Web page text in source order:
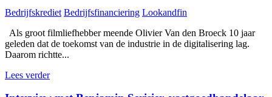
Bedrijfskrediet Bedrijfsfinanciering Lookandfin
Als groot filmliefhebber meende Olivier Van den Broeck 10 jaar
geleden dat de toekomst van de industrie in de digitalisering lag.
Daarom richtte...
Lees verder